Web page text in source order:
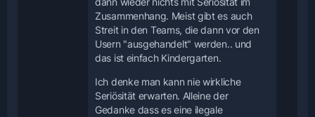
Zusammenhang. Meist gibt es auch
Streit in den Teams, die dann vor den
Usern "ausgehandelt" werden.. und
das ist einfach Kindergarten.
Ich denke man kann nie wirkliche
Seriösität erwarten. Alleine der
Gedanke dass es eine ilegale